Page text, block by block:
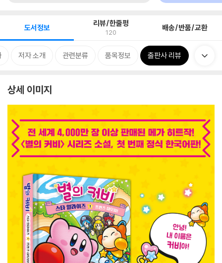
도서정보 리뷰/한줄평
120 배송/반품/교환
저자 소개 관련분류 품목정보 출판사 리뷰
상세 이미지